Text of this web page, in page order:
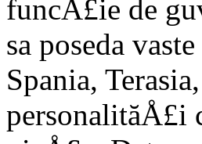
funcÅ£ie de
sa poseda
Spania,
personali­tăÅ£i